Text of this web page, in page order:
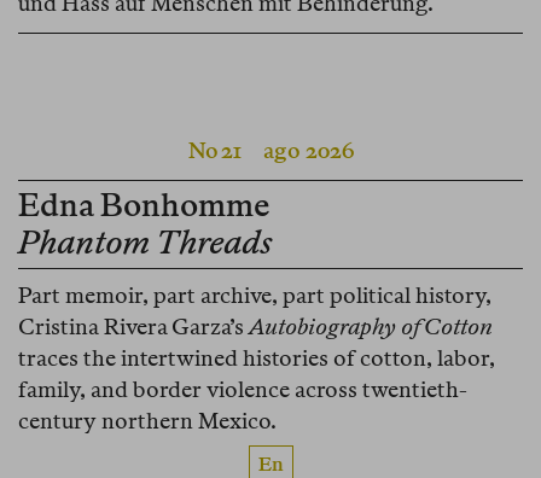
No 21ago 2026
Edna Bonhomme
Phantom Threads
Part memoir, part archive, part political history,
Cristina Rivera Garza’sAutobiography of Cotton
traces the intertwined histories of cotton, labor,
family, and border violence across twentieth-
century northern Mexico.
En